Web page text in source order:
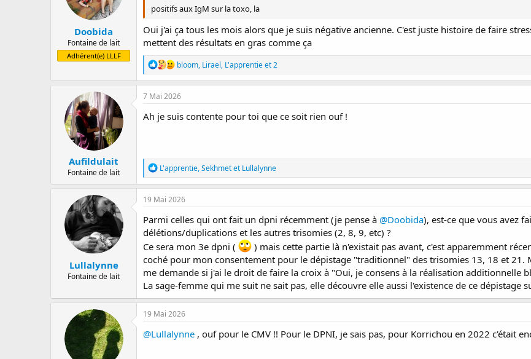
s
Doobida
Fontaine de lait
Adhérent(e) LLLF
positifs aux IgM sur la toxo, la
Oui j'ai ça tous les mois alors que je suis négative ancienne. C'est juste histoire de faire
mettent des résultats en gras comme ça
R
é
a
c
i
o
bloom, Lirael, L'apprentieet 2
Aufildulait
Fontaine de lait
7 Mai 2026
Ah je suis contente pour toi que ce soit rien ouf !
R
é
a
c
i
o
n
s
L'apprentie,Sekhmetet Lullalynne
Lullalynne
Fontaine de lait
19 Mai 2026
Parmi celles qui ont fait un dpni récemment (je pense à @Doobida), est-ce que vous avez
délétions/duplications et les autres trisomies (2, 8, 9, etc) ?
Ce sera mon 3e dpni (
) mais cette partie là n'existait pas avant, c'est apparemment
coché pour mon consentement pour le dépistage "traditionnel" des trisomies 13, 18 et 21.
me demande si j'ai le droit de faire la croix à "Oui, je consens à la réalisation additionnelle
La sage-femme qui me suit ne sait pas, elle découvre elle aussi l'existence de ce dépistage
19 Mai 2026
@Lullalynne , ouf pour le CMV !! Pour le DPNI, je sais pas, pour Korrichou en 2022 c'était